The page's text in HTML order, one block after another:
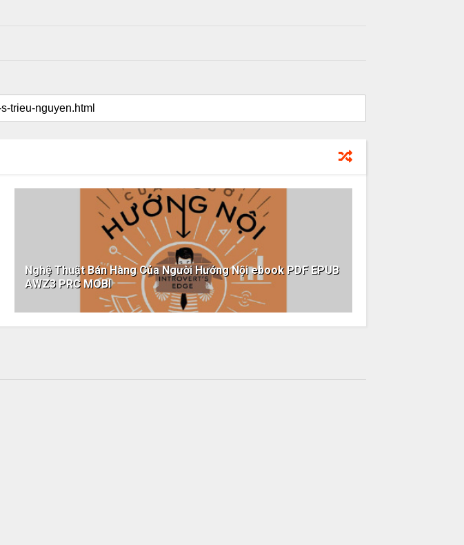
Nghệ Thuật Bán Hàng Của Người Hướng Nội ebook PDF EPUB
AWZ3 PRC MOBI